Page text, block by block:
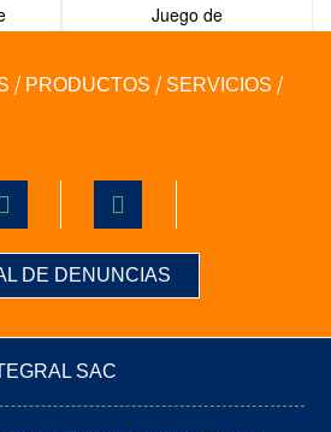
Juego de
Desarmadores
PRODUCTOS SERVICIOS
DE DENUNCIAS
SAC